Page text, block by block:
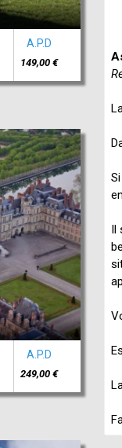
A.P.D
149,00 €
A.P.D
249,00 €
Il